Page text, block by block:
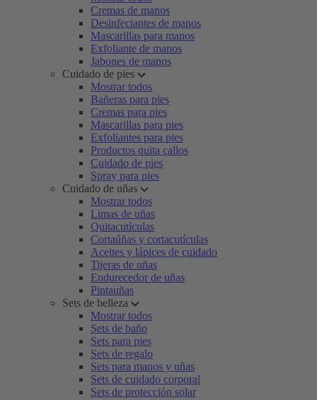
Cremas de manos
Desinfectantes de manos
Mascarillas para manos
Exfoliante de manos
Jabones de manos
Cuidado de pies
Mostrar todos
Bañeras para pies
Cremas para pies
Mascarillas para pies
Exfoliantes para pies
Productos quita callos
Cuidado de pies
Spray para pies
Cuidado de uñas
Mostrar todos
Limas de uñas
Quitacutículas
Cortaúñas y cortacutículas
Aceites y lápices de cuidado
Tijeras de uñas
Endurecedor de uñas
Pintauñas
Sets de belleza
Mostrar todos
Sets de baño
Sets para pies
Sets de regalo
Sets para manos y uñas
Sets de cuidado corporal
Sets de protección solar